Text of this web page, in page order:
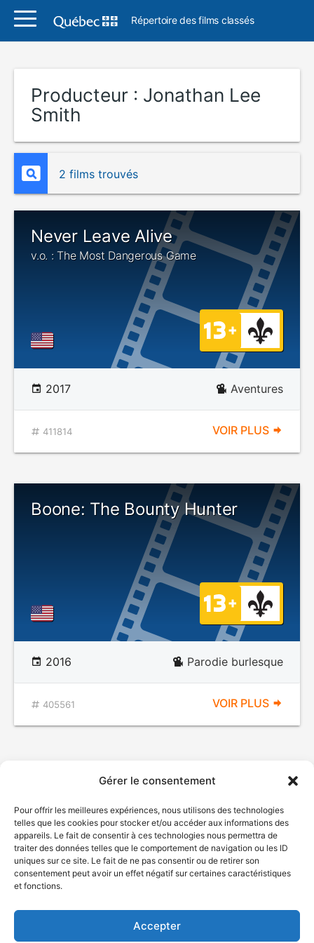
Gérer le consentement
Pour offrir les meilleures expériences, nous utilisons des technologies
telles que les cookies pour stocker et/ou accéder aux informations des
appareils. Le fait de consentir à ces technologies nous permettra de
traiter des données telles que le comportement de navigation ou les ID
uniques sur ce site. Le fait de ne pas consentir ou de retirer son
consentement peut avoir un effet négatif sur certaines caractéristiques
et fonctions.
Accepter
Répertoire des films classés
Producteur : Jonathan Lee
Smith
2 films trouvés
Never Leave Alive
v.o. : The Most Dangerous Game
2017 Aventures
411814 VOIR PLUS
Boone: The Bounty Hunter
2016 Parodie burlesque
405561 VOIR PLUS
© Gouvernement du Québec, 2026
Plan du site
Accessibilité